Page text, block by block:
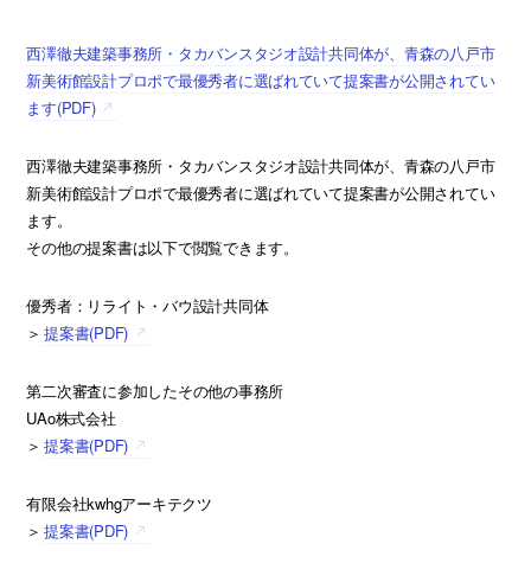
西澤徹夫建築事務所・タカバンスタジオ設計共同体が、青森の八戸市
新美術館設計プロポで最優秀者に選ばれていて提案書が公開されてい
ます(PDF)
西澤徹夫建築事務所・タカバンスタジオ設計共同体が、青森の八戸市
新美術館設計プロポで最優秀者に選ばれていて提案書が公開されてい
ます。
その他の提案書は以下で閲覧できます。
優秀者：リライト・バウ設計共同体
＞ 提案書(PDF)
第二次審査に参加したその他の事務所
UAo株式会社
＞ 提案書(PDF)
有限会社kwhgアーキテクツ
＞ 提案書(PDF)